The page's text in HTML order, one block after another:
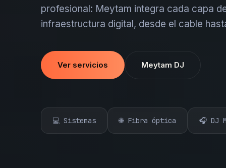
profesional: Meytam integra cada capa
infraestructura digital, desde el cable
Ver servicios Meytam DJ
💻 Sistemas 🌐 Fibra óptica 🎧 DJ